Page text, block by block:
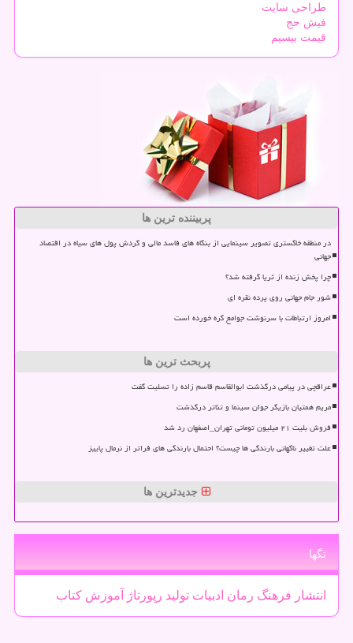
طراحی سایت
فیش حج
قیمت بیسیم
پربیننده ترین ها
در منطقه خاکستری تصویر سینمایی از بنگاه های فاسد مالی و گردش پول های سیاه در اقتصاد
جهانی
چرا پخش زنده از ثریا گرفته شد؟
شور جام جهانی روی پرده نقره ای
امروز ارتباطات با سرنوشت جوامع گره خورده است
پربحث ترین ها
عراقچی در پیامی درگذشت ابوالقاسم قاسم زاده را تسلیت گفت
مریم همتیان بازیگر جوان سینما و تئاتر درگذشت
فروش بلیت ۲۱ میلیون تومانی تهران_اصفهان رد شد
علت تغییر ناگهانی بارندگی ها چیست؟ احتمال بارندگی های فراتر از نرمال پاییز
جدیدترین ها
تگها
انتشار فرهنگ رمان ادبیات تولید رپورتاژ آموزش كتاب